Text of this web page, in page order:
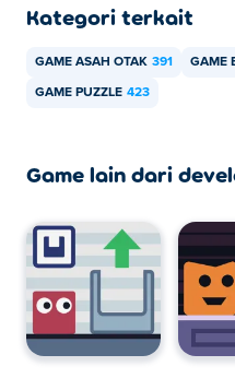
Kategori terkait
GAME ASAH OTAK 391 GAME
GAME PUZZLE 423
Game lain dari